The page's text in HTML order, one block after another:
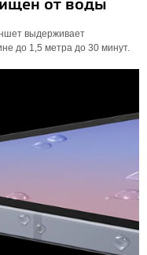
от воды
выдерживает
до 1,5 метра до 30 минут.